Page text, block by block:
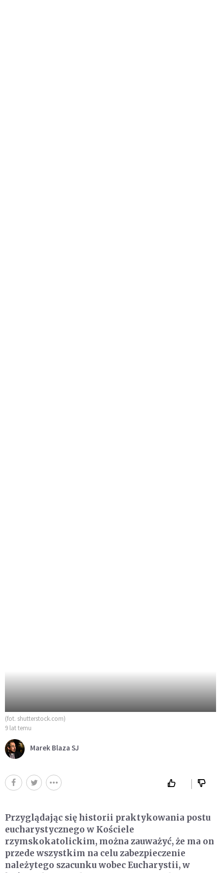
(fot. shutterstock.com)
9 lat temu
Marek Blaza SJ
Przyglądając się historii praktykowania postu
eucharystycznego w Kościele
rzymskokatolickim, można zauważyć, że ma on
przede wszystkim na celu zabezpieczenie
należytego szacunku wobec Eucharystii, w